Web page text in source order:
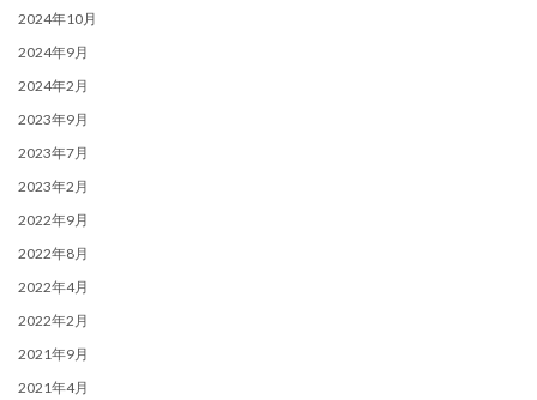
2024年10月
2024年9月
2024年2月
2023年9月
2023年7月
2023年2月
2022年9月
2022年8月
2022年4月
2022年2月
2021年9月
2021年4月